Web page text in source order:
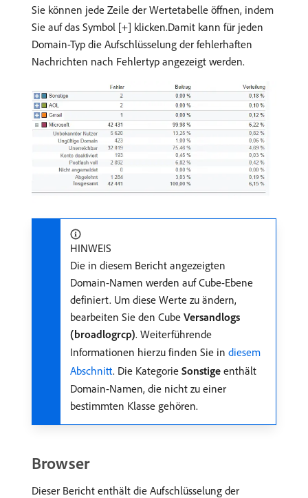
Sie können jede Zeile der Wertetabelle öffnen, indem
Sie auf das Symbol [+] klicken.Damit kann für jeden
Domain-Typ die Aufschlüsselung der fehlerhaften
Nachrichten nach Fehlertyp angezeigt werden.
HINWEIS
Die in diesem Bericht angezeigten
Domain-Namen werden auf Cube-Ebene
definiert. Um diese Werte zu ändern,
bearbeiten Sie den Cube Versandlogs
(broadlogrcp). Weiterführende
Informationen hierzu finden Sie in diesem
Abschnitt. Die Kategorie Sonstige enthält
Domain-Namen, die nicht zu einer
bestimmten Klasse gehören.
Browser
Dieser Bericht enthält die Aufschlüsselung der